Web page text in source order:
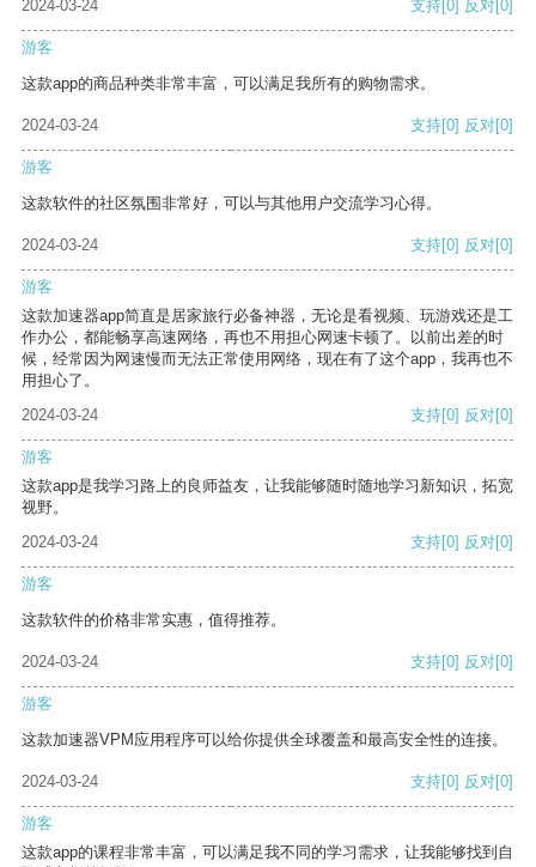
2024-03-24 支持 [0] 反对 [0]
游客
这款app的商品种类非常丰富，可以满足我所有的购物需求。
2024-03-24 支持[0] 反对[0]
游客
这款软件的社区氛围非常好，可以与其他用户交流学习心得。
2024-03-24 支持[0] 反对[0]
游客
这款加速器app简直是居家旅行必备神器，无论是看视频、玩游戏还是工
作办公，都能畅享高速网络，再也不用担心网速卡顿了。以前出差的时
候，经常因为网速慢而无法正常使用网络，现在有了这个app，我再也不
用担心了。
2024-03-24
支持[0] 反对[0]
游客
这款app是我学习路上的良师益友，让我能够随时随地学习新知识，拓宽
视野。
2024-03-24
支持[0] 反对[0]
游客
这款软件的价格非常实惠，值得推荐。
2024-03-24 支持[0] 反对[0]
游客
这款加速器VPM应用程序可以给你提供全球覆盖和最高安全性的连接。
2024-03-24 支持[0] 反对[0]
游客
这款app的课程非常丰富，可以满足我不同的学习需求，让我能够找到自